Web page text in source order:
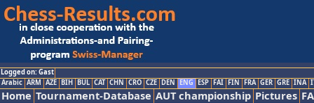
Logged on: Gast
Arabic ARM AZE BIH BUL CAT CHN CRO CZE DEN ENG ESP FAI FIN FRA GER GRE INA
Home Tournament-Database AUT championship Pictures